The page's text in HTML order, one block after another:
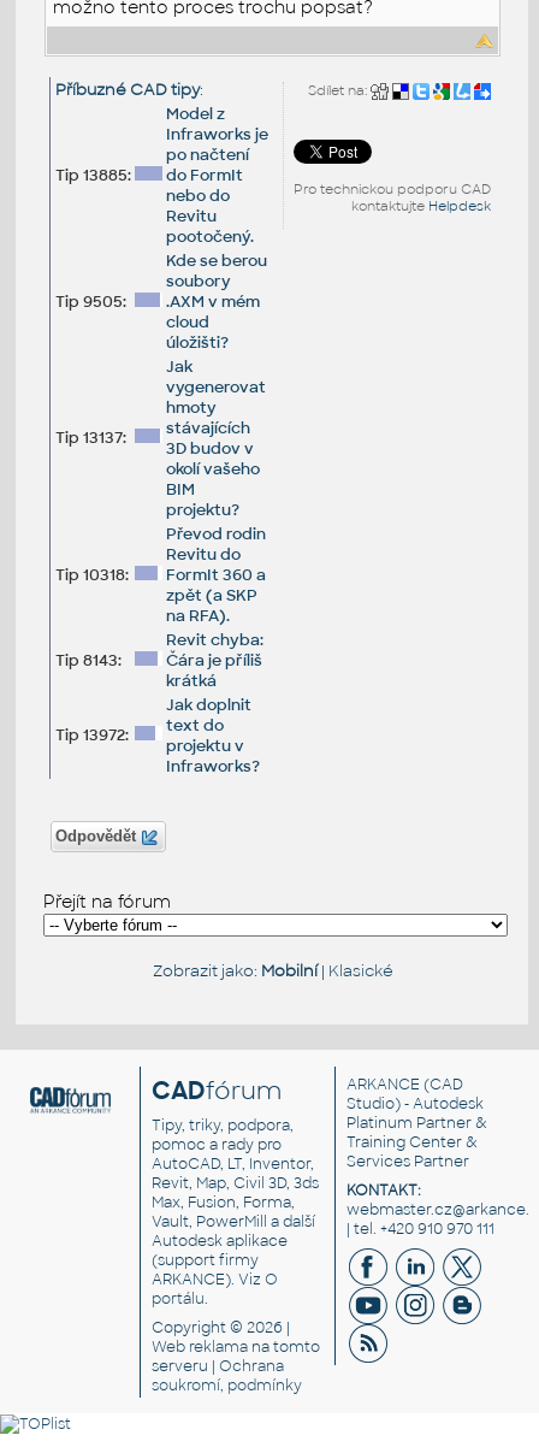
možno tento proces trochu popsat?
Sdílet na:
Pro technickou podporu CAD
kontaktujte Helpdesk
Příbuzné CAD tipy:
Tip 13885:
Model z
Infraworks je
po načtení
do FormIt
nebo do
Revitu
pootočený.
Tip 9505:
Kde se berou
soubory
.AXM v mém
cloud
úložišti?
Tip 13137:
Jak
vygenerovat
hmoty
stávajících
3D budov v
okolí vašeho
BIM
projektu?
Tip 10318:
Převod rodin
Revitu do
FormIt 360 a
zpět (a SKP
na RFA).
Tip 8143:
Revit chyba:
Čára je příliš
krátká
Tip 13972:
Jak doplnit
text do
projektu v
Infraworks?
Odpovědět
Přejít na fórum
Zobrazit jako: Mobilní| Klasické
CADfórum
Tipy, triky, podpora,
pomoc a rady pro
AutoCAD, LT, Inventor,
Revit, Map, Civil 3D, 3ds
Max, Fusion, Forma,
Vault, PowerMill a další
Autodesk aplikace
(support firmy
ARKANCE). VizO
portálu.
Copyright © 2026 |
Web reklama na tomto
serveru |Ochrana
soukromí, podmínky
ARKANCE (CAD
Studio) - Autodesk
Platinum Partner &
Training Center &
Services Partner
KONTAKT:
| tel. +420 910 970 111